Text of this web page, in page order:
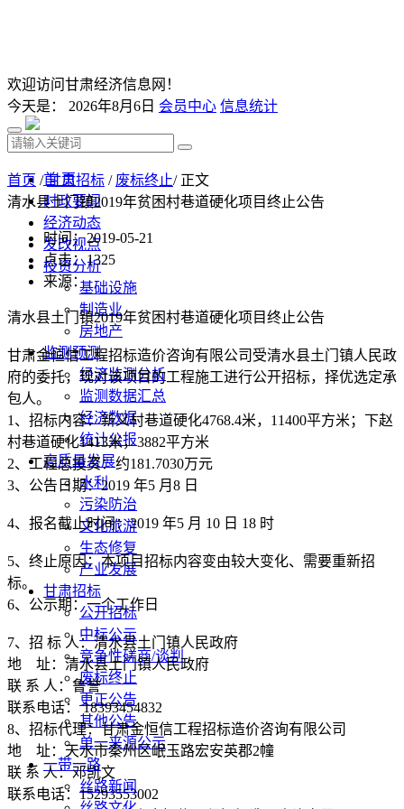
欢迎访问甘肃经济信息网！
今天是： 2026年8月6日 会员中心 信息统计
首 页
时政要闻
经济动态
发改视点
投资分析
基础设施
制造业
房地产
监测预测
经济监测分析
监测数据汇总
经济数据
统计公报
高质量发展
水利
污染防治
文化旅游
生态修复
产业发展
甘肃招标
公开招标
中标公示
竞争性磋商/谈判
废标终止
更正公告
其他公告
单一来源公示
一带一路
丝路新闻
首页 /甘肃招标 / 废标终止/ 正文
清水县土门镇2019年贫困村巷道硬化项目终止公告
时间：2019-05-21
点击：1325
来源：
清水县土门镇2019年贫困村巷道硬化项目终止公告
甘肃金恒信工程招标造价咨询有限公司受清水县土门镇人民政
府的委托，现对该项目的工程施工进行公开招标，择优选定承
包人。
1、招标内容：新义村巷道硬化4768.4米，11400平方米；下赵
村巷道硬化1413米，3882平方米
2、工程总投资：约181.7030万元
3、公告日期：2019 年5 月8 日
4、报名截止时间：2019 年5 月 10 日 18 时
5、终止原因：本项目招标内容变由较大变化、需要重新招
标。
6、公示期：一个工作日
7、招 标 人：清水县土门镇人民政府
地 址：清水县土门镇人民政府
联 系 人：鲁誉
联系电话： 18393454832
8、招标代理：甘肃金恒信工程招标造价咨询有限公司
地 址：天水市秦州区岷玉路宏安英郡2幢
联 系 人：邓凯文
联系电话：15293553002